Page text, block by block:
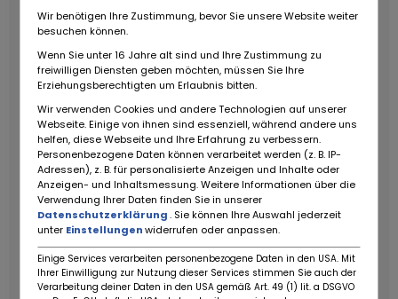
verkaufte ihn an den amerikanischen Rennfahrer
Europatour befand. Nach dem Kauf von 5042
nahmen die Biehls den Wagen mit auf ihre Tour und
folgten dem Rennkalender. 1952 schickten sie den
Wagen in die USA.Am 22. März 1953 fuhr Biehl mit
Chassis 5042 ein Rennen in Palm Springs, wo Details
über den Wagen in zeitgenössischen
Rennberichten auftauchen. Danach startete er
beim SCCA National March im November 1953.
Wunderbare Originalfotos vom Veritas auf der
Strecke und an den Boxen befinden sich in den
Unterlagen zum Fahrzeug. Zum letzten Mal fuhr
Biehl den Wagen bei einem Rennen in Palm Springs
Wir benötigen Ihre Zustimmung, bevor Sie unsere Website weiter
besuchen können.
Wenn Sie unter 16 Jahre alt sind und Ihre Zustimmung zu
freiwilligen Diensten geben möchten, müssen Sie Ihre
Erziehungsberechtigten um Erlaubnis bitten.
Wir verwenden Cookies und andere Technologien auf unserer
Webseite. Einige von ihnen sind essenziell, während andere uns
helfen, diese Webseite und Ihre Erfahrung zu verbessern.
Personenbezogene Daten können verarbeitet werden (z. B. IP-
Adressen), z. B. für personalisierte Anzeigen und Inhalte oder
Anzeigen- und Inhaltsmessung. Weitere Informationen über die
Verwendung Ihrer Daten finden Sie in unserer
Datenschutzerklärung. Sie können Ihre Auswahl jederzeit
unter Einstellungenwiderrufen oder anpassen.
Einige Services verarbeiten personenbezogene Daten in den USA. Mit
Ihrer Einwilligung zur Nutzung dieser Services stimmen Sie auch der
Verarbeitung deiner Daten in den USA gemäß Art. 49 (1) lit. a DSGVO